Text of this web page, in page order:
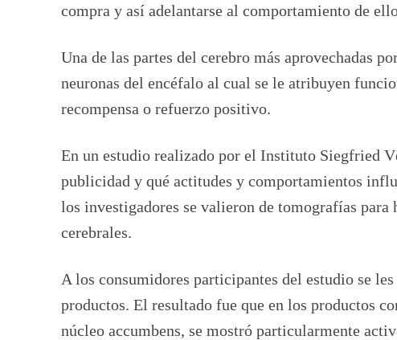
compra y así adelantarse al comportamiento de
Una de las partes del cerebro más aprovechadas
neuronas del encéfalo al cual se le atribuyen
recompensa o refuerzo positivo.
En un estudio realizado por el Instituto Siegfried
publicidad y qué actitudes y comportamientos
los investigadores se valieron de tomografías
cerebrales.
A los consumidores participantes del estudio se
productos. El resultado fue que en los productos
núcleo accumbens, se mostró particularmente